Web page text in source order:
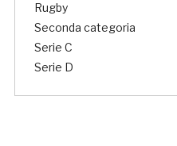
Rugby
Seconda categoria
Serie C
Serie D